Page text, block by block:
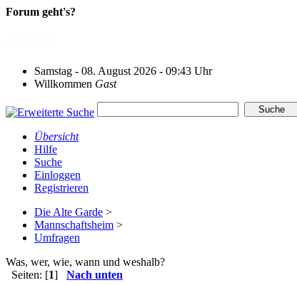
Forum geht's?
Samstag - 08. August 2026 - 09:43 Uhr
Willkommen Gast
Übersicht
Hilfe
Suche
Einloggen
Registrieren
Die Alte Garde >
Mannschaftsheim >
Umfragen
Was, wer, wie, wann und weshalb?
Seiten: [1] Nach unten